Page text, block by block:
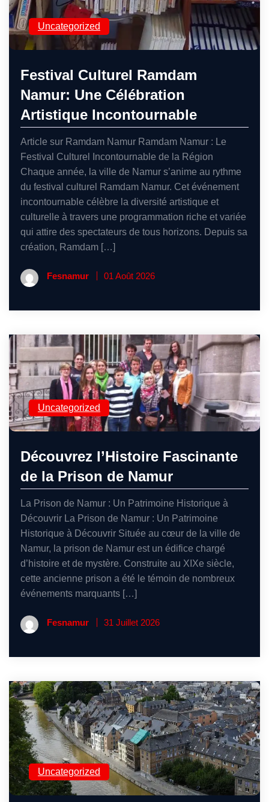
Uncategorized
Festival Culturel Ramdam
Namur: Une Célébration
Artistique Incontournable
Article sur Ramdam Namur Ramdam Namur : Le
Festival Culturel Incontournable de la Région
Chaque année, la ville de Namur s’anime au rythme
du festival culturel Ramdam Namur. Cet événement
incontournable célèbre la diversité artistique et
culturelle à travers une programmation riche et variée
qui attire des spectateurs de tous horizons. Depuis sa
création, Ramdam […]
Fesnamur 01 Août 2026
Uncategorized
Découvrez l’Histoire Fascinante
de la Prison de Namur
La Prison de Namur : Un Patrimoine Historique à
Découvrir La Prison de Namur : Un Patrimoine
Historique à Découvrir Située au cœur de la ville de
Namur, la prison de Namur est un édifice chargé
d’histoire et de mystère. Construite au XIXe siècle,
cette ancienne prison a été le témoin de nombreux
événements marquants […]
Fesnamur 31 Juillet 2026
Uncategorized